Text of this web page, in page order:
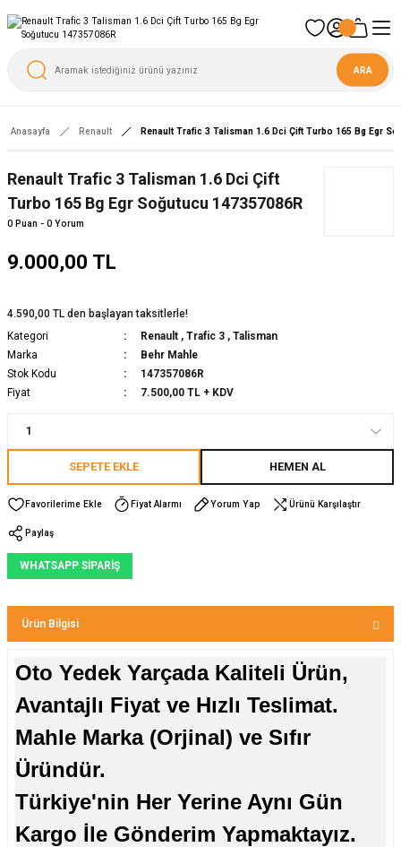
ARA
Anasayfa Renault Renault Trafic 3 Talisman 1.6 Dci Çift Turbo 165 Bg Egr
Renault Trafic 3 Talisman 1.6 Dci Çift
Turbo 165 Bg Egr Soğutucu 147357086R
0 Puan - 0 Yorum
9.000,00 TL
4.590,00 TL den başlayan taksitlerle!
Kategori
Renault , Trafic 3 , Talisman
Marka
Behr Mahle
Stok Kodu
147357086R
Fiyat
7.500,00 TL + KDV
SEPETE EKLE HEMEN AL
Fiyat Alarmı Yorum Yap Ürünü Karşılaştır
Paylaş
WHATSAPP SİPARİŞ
Ürün Bilgisi
Oto Yedek Yarçada Kaliteli Ürün,
Avantajlı Fiyat ve Hızlı Teslimat.
Mahle Marka (Orjinal) ve Sıfır
Üründür.
Türkiye'nin Her Yerine Aynı Gün
Kargo İle Gönderim Yapmaktayız.